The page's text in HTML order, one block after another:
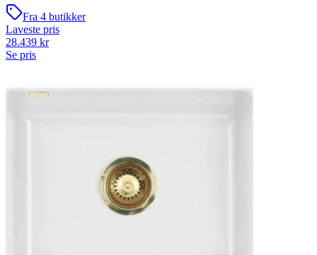
Fra 4 butikker
Laveste pris
28.439 kr
Se pris